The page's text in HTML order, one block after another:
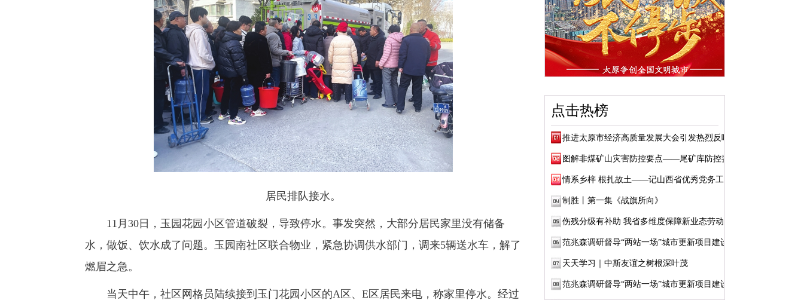
居民排队接水。
11月30日，玉园花园小区管道破裂，导致停水。事发突然，大部分居民家里没有储备
水，做饭、饮水成了问题。玉园南社区联合物业，紧急协调供水部门，调来5辆送水车，解了
燃眉之急。
当天中午，社区网格员陆续接到玉门花园小区的A区、E区居民来电，称家里停水。经过
点击热榜
推进太原市经济高质量发展大会引发热烈反响
图解非煤矿山灾害防控要点——尾矿库防控要点
情系乡梓 根扎故土——记山西省优秀党务工作...
制胜丨第一集《战旗所向》
伤残分级有补助 我省多维度保障新业态劳动者...
范兆森调研督导“两站一场”城市更新项目建设
天天学习｜中斯友谊之树根深叶茂
范兆森调研督导“两站一场”城市更新项目建设